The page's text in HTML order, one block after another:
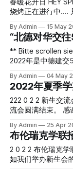
国学子权益、服务
开打。 小组赛一开始，嘿嘿嘿队和TUSA小分队便分别在一二
Scientist3.0队经过
的进行，比赛气氛
组的出线名额。热
三场小组赛后，八
Scientist3.0队，嘿
赛。 工作人员宣
春暖花开日 HEY SPRING 学 联 大 聚 餐 学联+舞团+乐团 春日
烧烤正在进行中.... 只是趁着好天气，去一个开满花 空气中都
SPRING SPRING 所遇皆逢时 · 所见皆美好 HEY,SPRING 春日有
约 春日有约 SPRING HEY！ 近日,布伦学联成功组织了<学联
+学联舞团+学联乐团大聚会> 时间：5
Ölpersee 北部木头通道附近 活动：准
正在进
By Admin 15 May
“北德对华交
** Bitte scrollen
2022年是中德建交
与大家一起回顾领
对华友好合作发展
家投稿情况，精选
瞬间/事件/主题，
一、征集内容 （一）照片：反映北德四州对华交往的精彩瞬
间和珍贵时刻，如
等。 （二）视频：
生动画面，具有一
By Admin 04 May
2022年夏季
222 0 2 2 新生交流会总结 新学期 新机遇 新挑战 本次新生交
流会圆满结束。 感谢我们所有辛苦的工作人员，感谢几位老
备，感谢各个赞助
同学朋友们！ 祝大家生活愉快，学习顺利！ 一 新生会回顾 感
谢中华人民共和国驻汉堡
汉堡总领馆 感谢以下大力支持我们的合作伙伴: 德中教育交流
By Admin 25 Apr
布伦瑞克学联
2 0 2 2 布伦瑞克学联纳新 很高兴在新生会上和大家相识，正
如我们举办新生会